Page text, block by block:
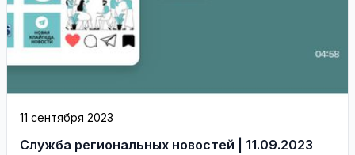
11 сентября 2023
Служба региональных новостей | 11.09.2023